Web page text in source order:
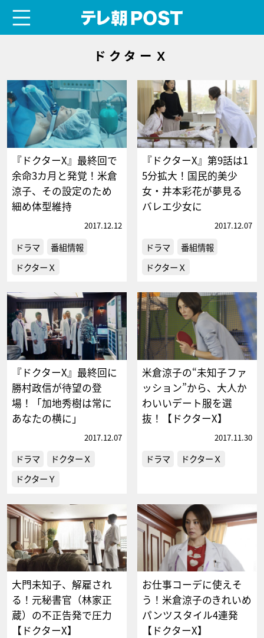
ドクターＸ
『ドクターX』最終回で
余命3カ月と発覚！米倉
涼子、その設定のため
細め体型維持
2017.12.12
ドラマ
番組情報
ドクターＸ
『ドクターX』第9話は1
5分拡大！国民的美少
女・井本彩花が夢見る
バレエ少女に
2017.12.07
ドラマ
番組情報
ドクターＸ
『ドクターX』最終回に
勝村政信が待望の登
場！「加地秀樹は常に
あなたの横に」
2017.12.07
ドラマ
ドクターＸ
ドクターＹ
米倉涼子の“未知子ファ
ッション”から、大人か
わいいデート服を選
抜！【ドクターX】
2017.11.30
ドラマ ドクターＸ
大門未知子、解雇され
る！元秘書官（林家正
蔵）の不正告発で圧力
【ドクターX】
お仕事コーデに使えそ
う！米倉涼子のきれいめ
パンツスタイル4連発
【ドクターX】